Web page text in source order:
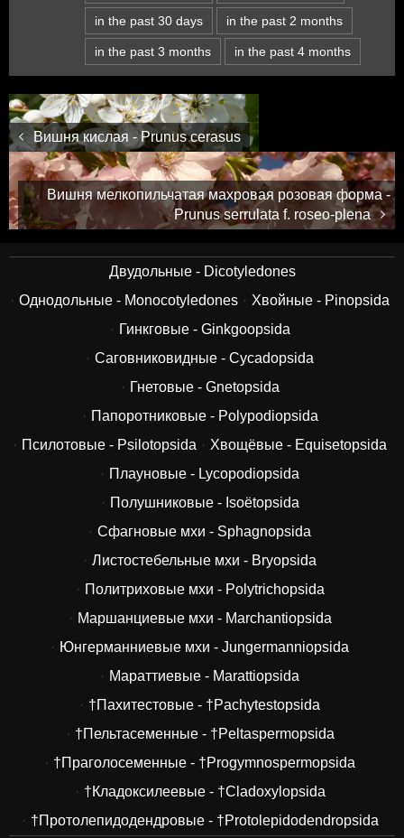
in the past 30 days in the past 2 months
in the past 3 months in the past 4 months
Вишня кислая - Prunus cerasus
Вишня мелкопильчатая махровая розовая форма -
Prunus serrulata f. roseo-plena
Двудольные - Dicotyledones
Однодольные - Monocotyledones
Хвойные - Pinopsida
Гинкговые - Ginkgoopsida
Саговниковидные - Cycadopsida
Гнетовые - Gnetopsida
Папоротниковые - Polypodiopsida
Псилотовые - Psilotopsida
Хвощёвые - Equisetopsida
Плауновые - Lycopodiopsida
Полушниковые - Isoëtopsida
Сфагновые мхи - Sphagnopsida
Листостебельные мхи - Bryopsida
Политриховые мхи - Polytrichopsida
Маршанциевые мхи - Marchantiopsida
Юнгерманниевые мхи - Jungermanniopsida
Мараттиевые - Marattiopsida
†Пахитестовые - †Pachytestopsida
†Пельтасеменные - †Peltaspermopsida
†Праголосеменные - †Progymnospermopsida
†Кладоксилеевые - †Cladoxylopsida
†Протолепидодендровые - †Protolepidodendropsida